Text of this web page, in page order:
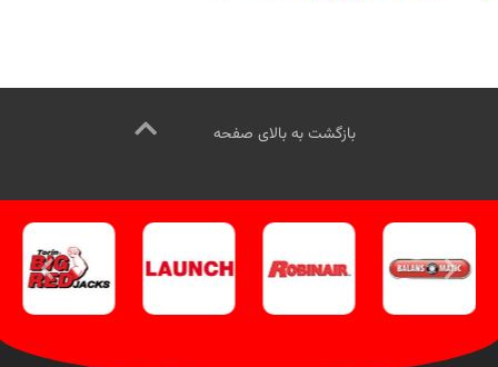
بازگشت به بالای صفحه